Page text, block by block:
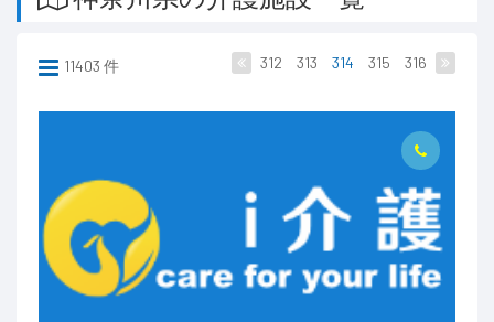
11403 件 312 313 314 315 316